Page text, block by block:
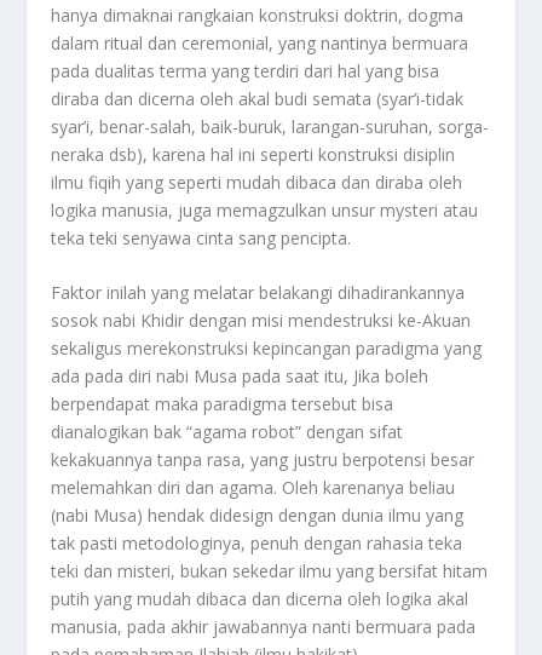
hanya dimaknai rangkaian konstruksi doktrin, dogma
dalam ritual dan ceremonial, yang nantinya bermuara
pada dualitas terma yang terdiri dari hal yang bisa
diraba dan dicerna oleh akal budi semata (syar’i-tidak
syar’i, benar-salah, baik-buruk, larangan-suruhan, sorga-
neraka dsb), karena hal ini seperti konstruksi disiplin
ilmu fiqih yang seperti mudah dibaca dan diraba oleh
logika manusia, juga memagzulkan unsur mysteri atau
teka teki senyawa cinta sang pencipta.
Faktor inilah yang melatar belakangi dihadirankannya
sosok nabi Khidir dengan misi mendestruksi ke-Akuan
sekaligus merekonstruksi kepincangan paradigma yang
ada pada diri nabi Musa pada saat itu, Jika boleh
berpendapat maka paradigma tersebut bisa
dianalogikan bak “agama robot” dengan sifat
kekakuannya tanpa rasa, yang justru berpotensi besar
melemahkan diri dan agama. Oleh karenanya beliau
(nabi Musa) hendak didesign dengan dunia ilmu yang
tak pasti metodologinya, penuh dengan rahasia teka
teki dan misteri, bukan sekedar ilmu yang bersifat hitam
putih yang mudah dibaca dan dicerna oleh logika akal
manusia, pada akhir jawabannya nanti bermuara pada